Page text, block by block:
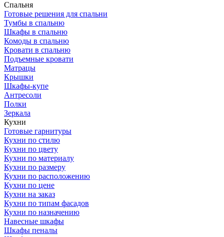
Спальня
Готовые решения для спальни
Тумбы в спальню
Шкафы в спальню
Комоды в спальню
Кровати в спальню
Подъемные кровати
Матрацы
Крышки
Шкафы-купе
Антресоли
Полки
Зеркала
Кухни
Готовые гарнитуры
Кухни по стилю
Кухни по цвету
Кухни по материалу
Кухни по размеру
Кухни по расположению
Кухни по цене
Кухни на заказ
Кухни по типам фасадов
Кухни по назначению
Навесные шкафы
Шкафы пеналы